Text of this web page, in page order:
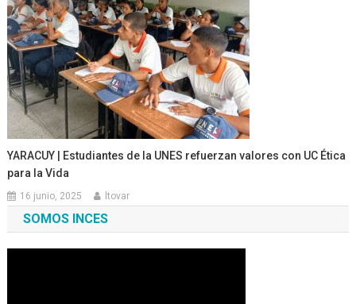
YARACUY | Estudiantes de la UNES refuerzan valores con UC Ética
para la Vida
16 junio, 2025 ltovar
SOMOS INCES